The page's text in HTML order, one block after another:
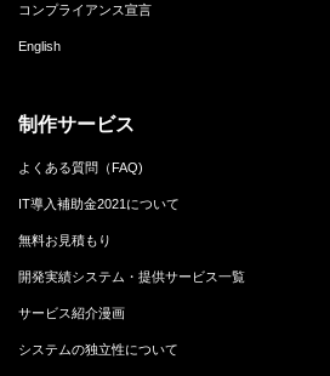
コンプライアンス宣言
English
制作サービス
よくある質問（FAQ)
IT導入補助金2021について
無料お見積もり
開発実績システム・提供サービス一覧
サービス紹介漫画
システムの独立性について